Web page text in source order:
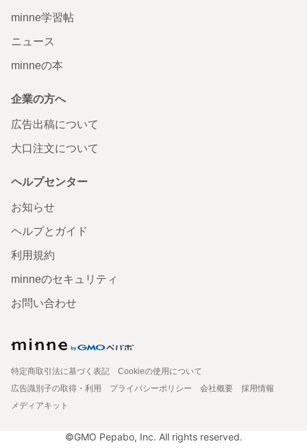
minne学習帖
ニュース
minneの本
企業の方へ
広告出稿について
大口注文について
ヘルプセンター
お知らせ
ヘルプとガイド
利用規約
minneのセキュリティ
お問い合わせ
特定商取引法に基づく表記
Cookieの使用について
広告識別子の取得・利用
プライバシーポリシー 会社概要
採用情報
メディアキット
©GMO Pepabo, Inc. All rights reserved.